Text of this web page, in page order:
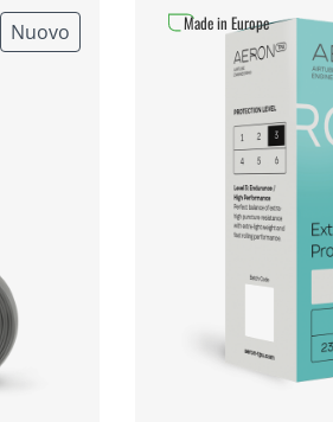
Nuovo Made in Europe